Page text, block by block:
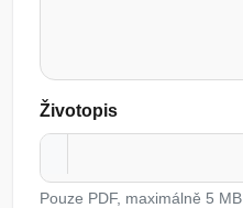
Životopis
Pouze PDF, maximálně 5 MB